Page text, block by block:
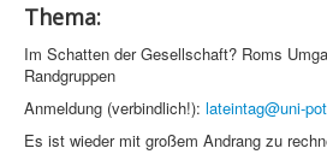
Thema:
Im Schatten der Gesellschaft? Roms
Randgruppen
Anmeldung (verbindlich!): lateintag@uni-
Es ist wieder mit großem Andrang zu